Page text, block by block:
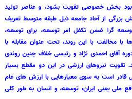
به بعد قرار بود بخش خصوصی تقویت بشود، و عناصر تولید
بزرگی از آحاد جامعه ذیل طبقه متوسط تعریف
گرا ضمن تکفل امر توسعه، برای توسعه،
مخالفت با این روند، تحت عنوان مقابله با
آقای احمدی نژاد و رئیسی خلاف چنین روندی
نیروهای ارزشی در این دو مقطع بسیار
قادر است به سوی معیارهایی با ارزش های عام
ملی یعنی ایران، توسعه، و انسان به طور کلی